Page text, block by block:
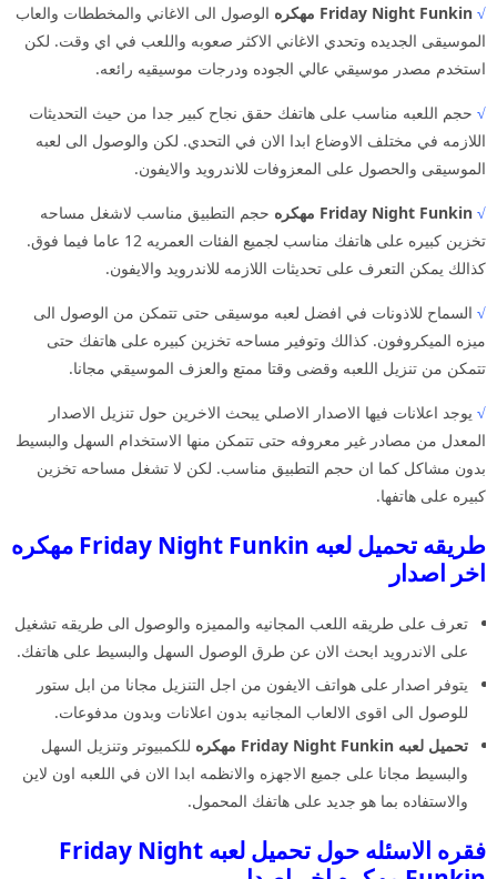
√ Friday Night Funkin مهكره
الوصول الى الاغاني والمخططات والعاب
الموسيقى الجديده وتحدي الاغاني الاكثر صعوبه واللعب في اي وقت. لكن
استخدم مصدر موسيقي عالي الجوده ودرجات موسيقيه رائعه.
√ حجم اللعبه مناسب على هاتفك حقق نجاح كبير جدا من حيث التحديثات
اللازمه في مختلف الاوضاع ابدا الان في التحدي. لكن والوصول الى لعبه
الموسيقى والحصول على المعزوفات للاندرويد والايفون.
√ Friday Night Funkin مهكره
حجم التطبيق مناسب لاشغل مساحه
تخزين كبيره على هاتفك مناسب لجميع الفئات العمريه 12 عاما فيما فوق.
كذالك يمكن التعرف على تحديثات اللازمه للاندرويد والايفون.
√ السماح للاذونات في افضل لعبه موسيقى حتى تتمكن من الوصول الى
ميزه الميكروفون. كذالك وتوفير مساحه تخزين كبيره على هاتفك حتى
تتمكن من تنزيل اللعبه وقضى وقتا ممتع والعزف الموسيقي مجانا.
√ يوجد اعلانات فيها الاصدار الاصلي يبحث الاخرين حول تنزيل الاصدار
المعدل من مصادر غير معروفه حتى تتمكن منها الاستخدام السهل والبسيط
بدون مشاكل كما ان حجم التطبيق مناسب. لكن لا تشغل مساحه تخزين
كبيره على هاتفها.
طريقه تحميل لعبه Friday Night Funkin مهكره
اخر اصدار
تعرف على طريقه اللعب المجانيه والمميزه والوصول الى طريقه تشغيل
على الاندرويد ابحث الان عن طرق الوصول السهل والبسيط على هاتفك.
يتوفر اصدار على هواتف الايفون من اجل التنزيل مجانا من ابل ستور
للوصول الى اقوى الالعاب المجانيه بدون اعلانات وبدون مدفوعات.
تحميل لعبه Friday Night Funkin مهكره
للكمبيوتر وتنزيل السهل
والبسيط مجانا على جميع الاجهزه والانظمه ابدا الان في اللعبه اون لاين
والاستفاده بما هو جديد على هاتفك المحمول.
فقره الاسئله حول تحميل لعبه Friday Night